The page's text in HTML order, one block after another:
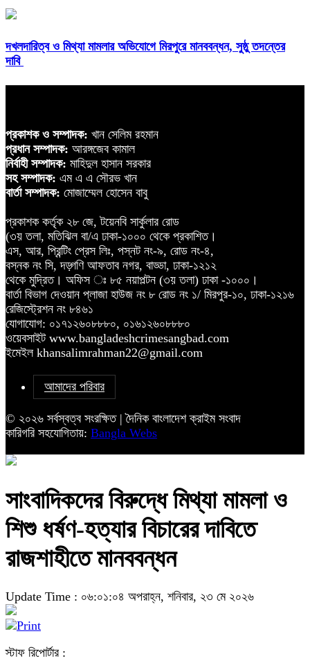
দখলদারিত্ব ও মিথ্যা মামলার অভিযোগে মিরপুরে মানববন্ধন, সুষ্ঠু তদন্তের
দাবি
প্রকাশক ও সম্পাদক: খান সেলিম রহমান
প্রধান সম্পাদক: আরঙ্গজেব কামাল
নির্বাহী সম্পাদক: মাহিদুল হাসান সরকার
সহ সম্পাদক: এম এ এ সৌরভ খান
বার্তা সম্পাদক: মোজাম্মেল হোসেন বাবু
প্রকাশক কর্তৃক ২৮ জে, টয়েনবি সার্কুলার রোড
(৩য় তলা, মতিঝিল বা/এ ঢাকা-১০০০ থেকে প্রকাশিত।
এস, আর, প্রিন্টিং প্রেস লিঃ, পস্নট নং-৯, রোড নং-৪,
বস্নক নং সি, দড়্গণি আফতাব নগর, বাড্ডা, ঢাকা-১২১২
থেকে মুদ্রিত। অফিস ঃ ৮৫ নয়াপল্টন (৩য় তলা) ঢাকা -১০০০।
বার্তা বিভাগ দেওয়ান প্লাজা হাউজ নং ৮ রোড নং ১/ মিরপুর-১০, ঢাকা-১২১৬
রেজিস্ট্রেশন নং ৮৪৬১
যোগাযোগ: ০১৭১২৬০৮৮৮০, ০১৬১২৬০৮৮৮০
ওয়েবসাইট www.bangladeshcrimesangbad.com
ইমেইল khansalimrahman22@gmail.com
আমাদের পরিবার
© ২০২৬ সর্বস্বত্ব সংরক্ষিত | দৈনিক বাংলাদেশ ক্রাইম সংবাদ
কারিগরি সহযোগিতায়: Bangla Webs
সাংবাদিকদের বিরুদ্ধে মিথ্যা মামলা ও
শিশু ধর্ষণ-হত্যার বিচারের দাবিতে
রাজশাহীতে মানববন্ধন
Update Time : ০৬:০১:০৪ অপরাহ্ন, শনিবার, ২৩ মে ২০২৬
স্টাফ রিপোর্টার :